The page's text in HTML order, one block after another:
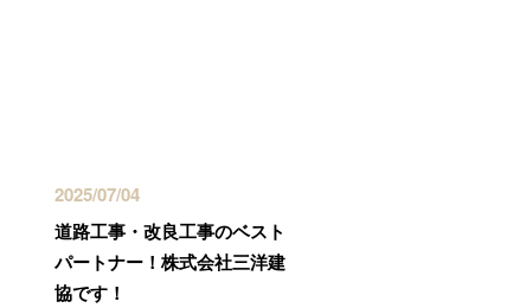
2025/07/04
道路工事・改良工事のベスト
パートナー！株式会社三洋建
協です！